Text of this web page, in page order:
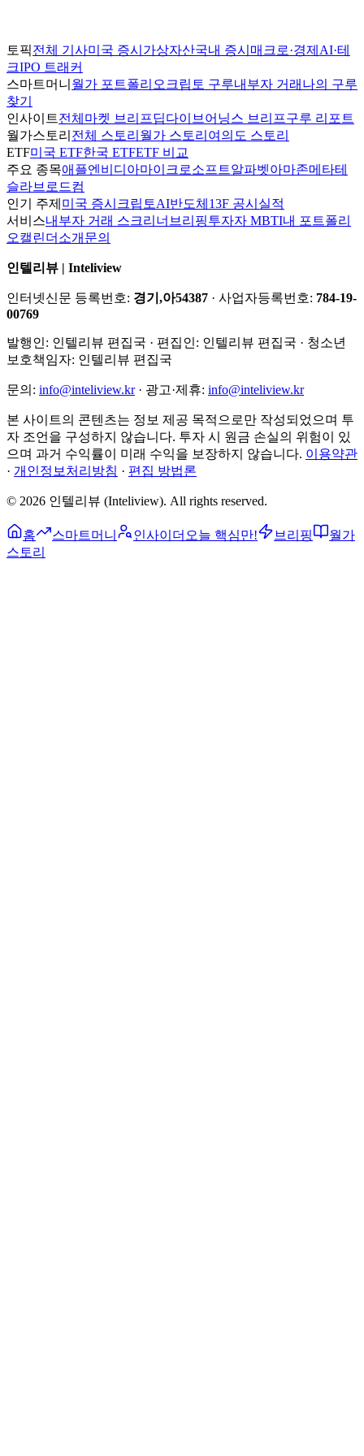
토픽전체 기사미국 증시 가상자산국내 증시 매크로·경제 AI·테
크IPO 트래커
스마트머니 월가 포트폴리오 크립토 구루내부자 거래 나의 구루
찾기
인사이트전체 마켓 브리프딥다이브 어닝스 브리프구루 리포트
월가스토리 전체 스토리 월가 스토리 여의도 스토리
ETF미국 ETF한국 ETFETF 비교
주요 종목애플엔비디아마이크로소프트알파벳아마존메타테
슬라브로드컴
인기 주제 미국 증시 크립토AI반도체 13F 공시 실적
서비스내부자 거래 스크리너 브리핑투자자 MBTI내 포트폴리
오캘린더 소개 문의
인텔리뷰 | Inteliview
인터넷신문 등록번호: 경기,아54387 · 사업자등록번호: 784-19-
00769
발행인: 인텔리뷰 편집국 · 편집인: 인텔리뷰 편집국 · 청소년
보호책임자: 인텔리뷰 편집국
문의: info@inteliview.kr· 광고·제휴: info@inteliview.kr
본 사이트의 콘텐츠는 정보 제공 목적으로만 작성되었으며 투
자 조언을 구성하지 않습니다. 투자 시 원금 손실의 위험이 있
으며 과거 수익률이 미래 수익을 보장하지 않습니다. 이용약관
· 개인정보처리방침 · 편집 방법론
© 2026 인텔리뷰 (Inteliview). All rights reserved.
홈 스마트머니 인사이더 오늘 핵심만! 브리핑
월가
스토리